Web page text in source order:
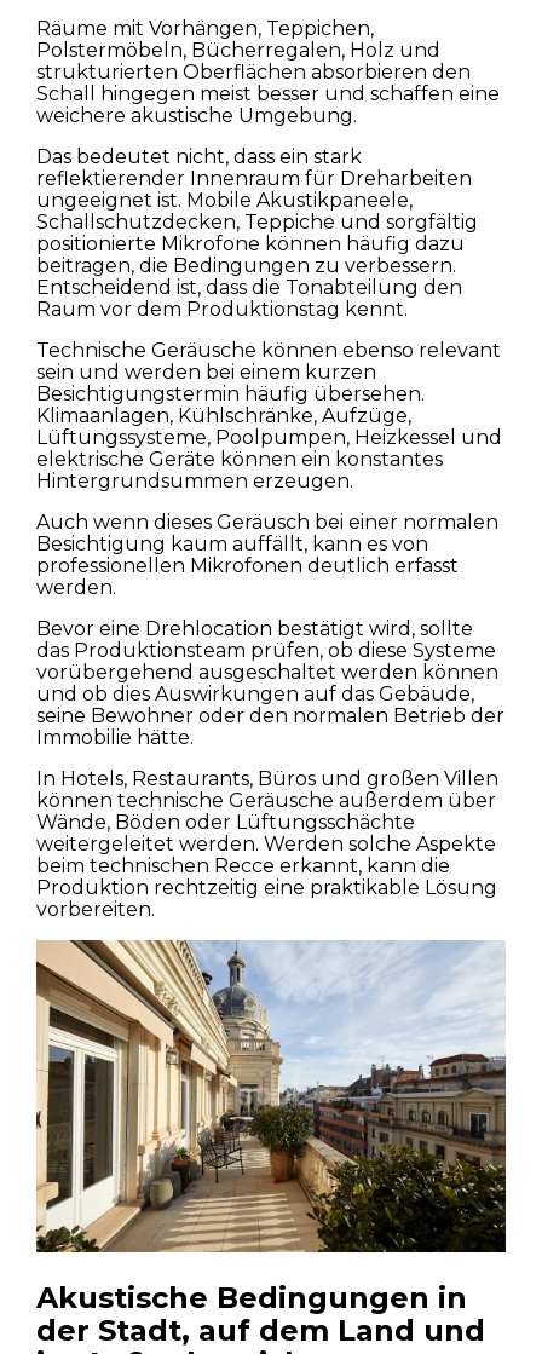
Häuser
Wohnungen
Straßen
Natur
Räume mit Vorhängen, Teppichen,
Polstermöbeln, Bücherregalen, Holz und
strukturierten Oberflächen absorbieren den
Schall hingegen meist besser und schaffen eine
weichere akustische Umgebung.
Das bedeutet nicht, dass ein stark
reflektierender Innenraum für Dreharbeiten
ungeeignet ist. Mobile Akustikpaneele,
Schallschutzdecken, Teppiche und sorgfältig
positionierte Mikrofone können häufig dazu
beitragen, die Bedingungen zu verbessern.
Entscheidend ist, dass die Tonabteilung den
Raum vor dem Produktionstag kennt.
Technische Geräusche können ebenso relevant
sein und werden bei einem kurzen
Besichtigungstermin häufig übersehen.
Klimaanlagen, Kühlschränke, Aufzüge,
Lüftungssysteme, Poolpumpen, Heizkessel und
elektrische Geräte können ein konstantes
Hintergrundsummen erzeugen.
Auch wenn dieses Geräusch bei einer normalen
Besichtigung kaum auffällt, kann es von
professionellen Mikrofonen deutlich erfasst
werden.
Bevor eine Drehlocation bestätigt wird, sollte
das Produktionsteam prüfen, ob diese Systeme
vorübergehend ausgeschaltet werden können
und ob dies Auswirkungen auf das Gebäude,
seine Bewohner oder den normalen Betrieb der
Immobilie hätte.
In Hotels, Restaurants, Büros und großen Villen
können technische Geräusche außerdem über
Wände, Böden oder Lüftungsschächte
weitergeleitet werden. Werden solche Aspekte
beim technischen Recce erkannt, kann die
Produktion rechtzeitig eine praktikable Lösung
vorbereiten.
Akustische Bedingungen in
der Stadt, auf dem Land und